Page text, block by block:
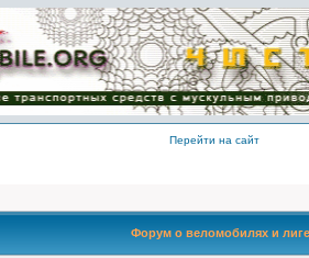
Перейти на сайт
Форум о веломобилях и